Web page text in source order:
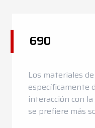
690
Los materiales
específicamente
interacción con
se prefiere más